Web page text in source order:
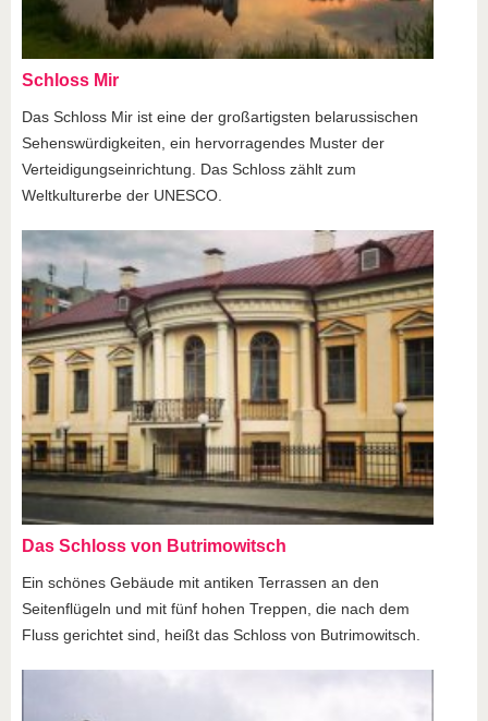
Schloss Mir
Das Schloss Mir ist eine der großartigsten belarussischen
Sehenswürdigkeiten, ein hervorragendes Muster der
Verteidigungseinrichtung. Das Schloss zählt zum
Weltkulturerbe der UNESCO.
Das Schloss von Butrimowitsch
Ein schönes Gebäude mit antiken Terrassen an den
Seitenflügeln und mit fünf hohen Treppen, die nach dem
Fluss gerichtet sind, heißt das Schloss von Butrimowitsch.